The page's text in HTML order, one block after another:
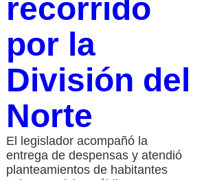
recorrido
por la
División del
Norte
El legislador acompañó la
entrega de despensas y atendió
planteamientos de habitantes